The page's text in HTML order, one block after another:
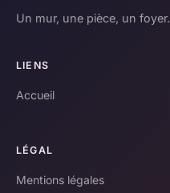
Un mur, une pièce, un foyer.
LIENS
Accueil
LÉGAL
Mentions légales